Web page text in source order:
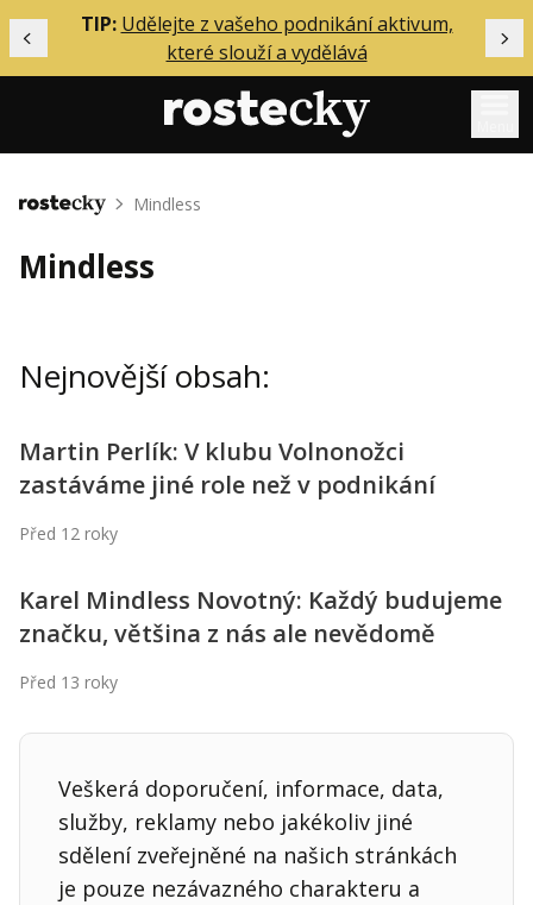
Předchozí
TIP: Udělejte z vašeho podnikání aktivum,
které slouží a vydělává
Mentoring
Solo
Inzerce
Přihlášení
Kontakt
Hledaná fráze
Domů Mindless
Mindless
Nejnovější obsah:
Martin Perlík: V klubu Volnonožci
zastáváme jiné role než v podnikání
Před 12 roky
Karel Mindless Novotný: Každý budujeme
značku, většina z nás ale nevědomě
Před 13 roky
Veškerá doporučení, informace, data,
služby, reklamy nebo jakékoliv jiné
sdělení zveřejněné na našich stránkách
je pouze nezávazného charakteru a